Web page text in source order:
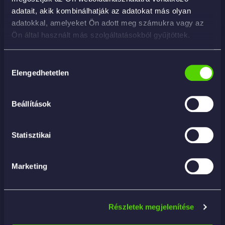
adatait, akik kombinálhatják az adatokat más olyan
adatokkal, amelyeket Ön adott meg számukra vagy az
Ön által használt más szolgáltatásokból gyűjtöttek.
kiválasztása
Elengedhetetlen
Beállítások
Statisztikai
Marketing
Részletek megjelenítése